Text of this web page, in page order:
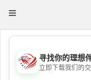
Toggle
💖
寻找你的理想
立即下载我们的交